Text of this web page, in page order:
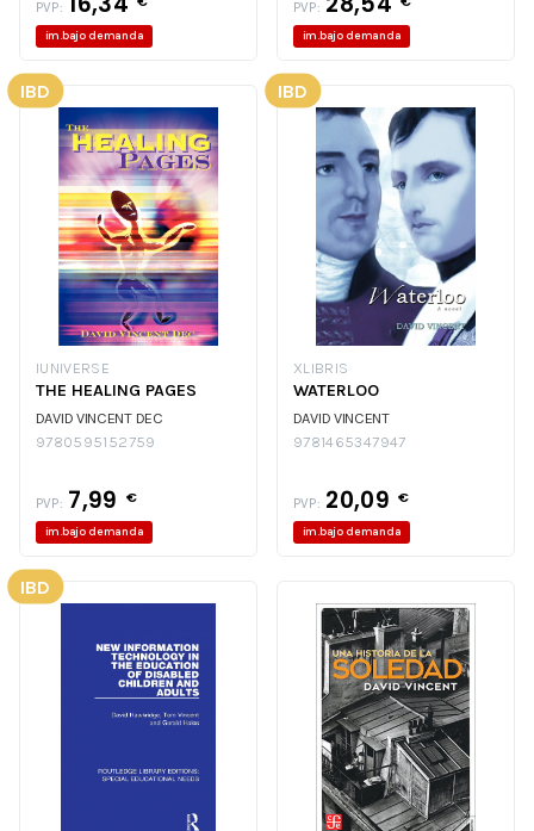
PVP:
im.bajo demanda
PVP:
im.bajo demanda
IBD
IUNIVERSE
THE HEALING PAGES
DAVID VINCENT DEC
9780595152759
PVP: 7,99 €
im.bajo demanda
IBD
XLIBRIS
WATERLOO
DAVID VINCENT
9781465347947
PVP: 20,09 €
im.bajo demanda
IBD